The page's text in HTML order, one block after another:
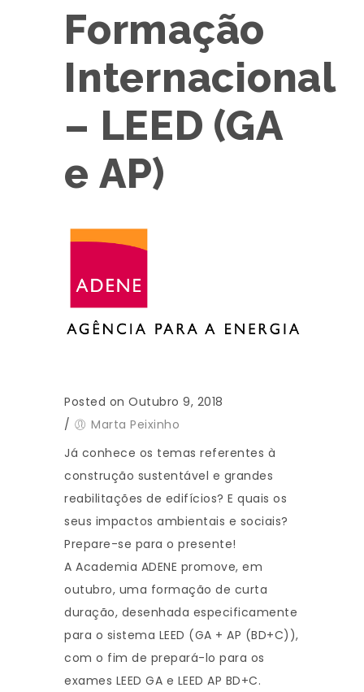
Formação
Internacional
– LEED (GA
e AP)
Posted on Outubro 9, 2018
/
Marta Peixinho
Já conhece os temas referentes à
construção sustentável e grandes
reabilitações de edifícios? E quais os
seus impactos ambientais e sociais?
Prepare-se para o presente!
A Academia ADENE promove, em
outubro, uma formação de curta
duração, desenhada especificamente
para o sistema LEED (GA + AP (BD+C)),
com o fim de prepará-lo para os
exames LEED GA e LEED AP BD+C.